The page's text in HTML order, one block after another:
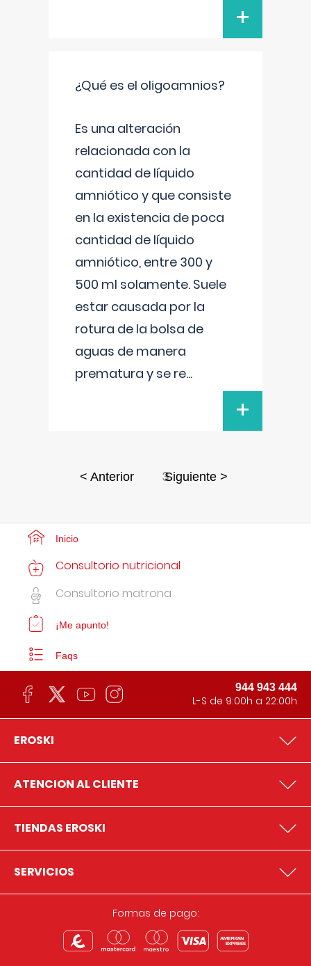
+
¿Qué es el oligoamnios?
Es una alteración
relacionada con la
cantidad de líquido
amniótico y que consiste
en la existencia de poca
cantidad de líquido
amniótico, entre 300 y
500 ml solamente. Suele
estar causada por la
rotura de la bolsa de
aguas de manera
prematura y se re...
+
< Anterior 3Siguiente >
Inicio
Consultorio nutricional
Consultorio matrona
¡Me apunto!
Faqs
944 943 444
L-S de 9:00h a 22:00h
EROSKI
ATENCION AL CLIENTE
TIENDAS EROSKI
SERVICIOS
Formas de pago: